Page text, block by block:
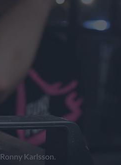
Ronny Karlsson.